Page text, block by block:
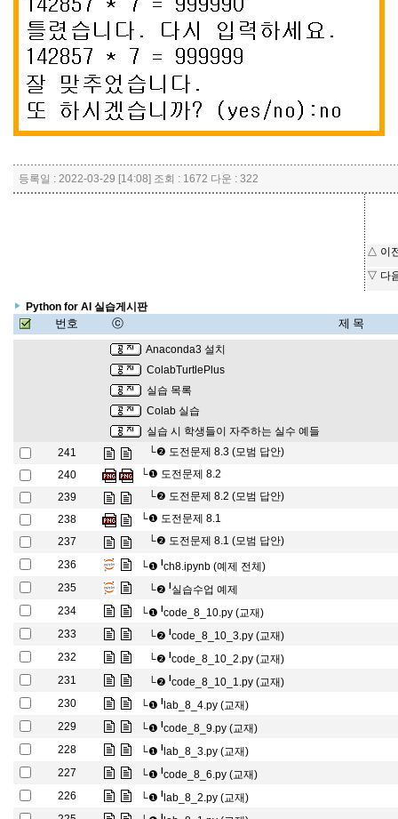
등록일 : 2022-03-29 [14:08] 조회 : 1672 다운 : 322
△ 이
▽ 다
Python for AI 실습게시판
번호 ⓒ 제 목
Anaconda3 설치
ColabTurtlePlus
실습 목록
Colab 실습
실습 시 학생들이 자주하는 실수 예들
241
└❷ 도전문제 8.3 (모범 답안)
240
└❶ 도전문제 8.2
239
└❷ 도전문제 8.2 (모범 답안)
238
└❶ 도전문제 8.1
237
└❷ 도전문제 8.1 (모범 답안)
236
└❶ lch8.ipynb (예제 전체)
235
└❷ l실습수업 예제
234
└❶ lcode_8_10.py (교재)
233
└❷ lcode_8_10_3.py (교재)
232
└❷ lcode_8_10_2.py (교재)
231
└❷ lcode_8_10_1.py (교재)
230
└❶ l lab_8_4.py (교재)
229
└❶ lcode_8_9.py (교재)
228
└❶ l lab_8_3.py (교재)
227
└❶ lcode_8_6.py (교재)
226
└❶ l lab_8_2.py (교재)
l